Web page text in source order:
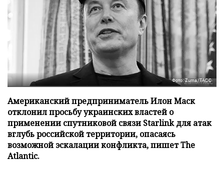
Фото: Zuma/ТАСС
Американский предприниматель Илон Маск
отклонил просьбу украинских властей о
применении спутниковой связи Starlink для атак
вглубь российской территории, опасаясь
возможной эскалации конфликта, пишет The
Atlantic.